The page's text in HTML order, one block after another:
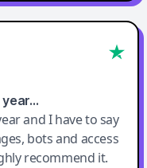
year…
and I have to say
bots and access
recommend it.